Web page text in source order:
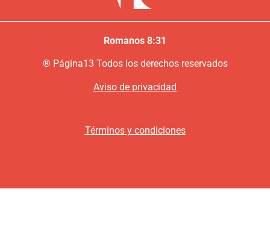
Romanos 8:31
® Página13 Todos los derechos reservados
Aviso de privacidad
Términos y condiciones